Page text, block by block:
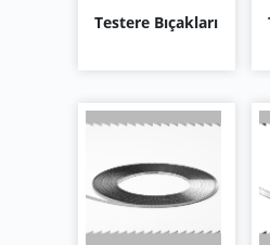
Testere Bıçakları